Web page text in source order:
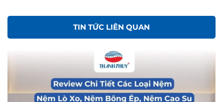
TIN TỨC LIÊN QUAN